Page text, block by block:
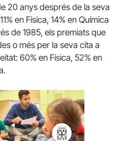
20 anys després de la seva
en Física, 14% en Química
de 1985, els premiats que
o més per la seva cita a
60% en Física, 52% en